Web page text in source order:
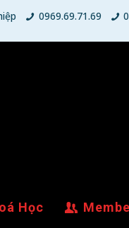
0969.69.71.69
Học